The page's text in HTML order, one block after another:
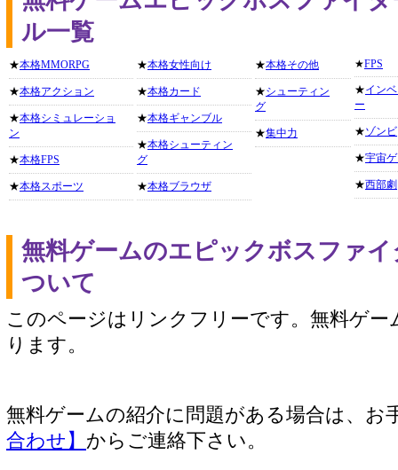
ル一覧
★本格MMORPG
★本格アクション
★本格シミュレーショ
ン
★本格FPS
★本格スポーツ
★本格女性向け
★本格カード
★本格ギャンブル
★本格シューティン
グ
★本格ブラウザ
★本格その他
★シューティン
グ
★集中力
★FPS
★イン
ー
★ゾンビ
★宇宙
★西部劇
無料ゲームのエピックボスファ
ついて
このページはリンクフリーです。無料ゲー
ります。
無料ゲームの紹介に問題がある場合は、お
合わせ】 からご連絡下さい。